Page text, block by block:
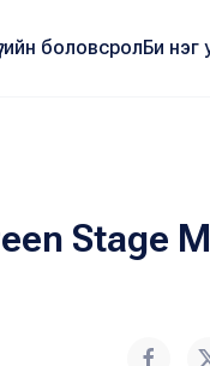
боловсролБи нэг
Stage